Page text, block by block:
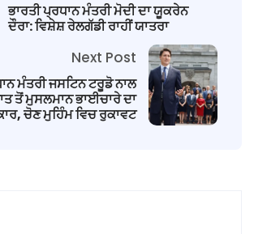
ਭਾਰਤੀ ਪ੍ਰਧਾਨ ਮੰਤਰੀ ਮੋਦੀ ਦਾ ਯੂਕਰੇਨ
ਦੌਰਾ: ਵਿਸ਼ੇਸ਼ ਰੇਲਗੱਡੀ ਰਾਹੀਂ ਯਾਤਰਾ
Next Post
ਮੰਤਰੀ ਜਸਟਿਨ ਟਰੂਡੋ ਨਾਲ
ਤੋਂ ਮੁਸਲਮਾਨ ਭਾਈਚਾਰੇ ਦਾ
ਚੋਣ ਮੁਹਿੰਮ ਵਿਚ ਰੁਕਾਵਟ